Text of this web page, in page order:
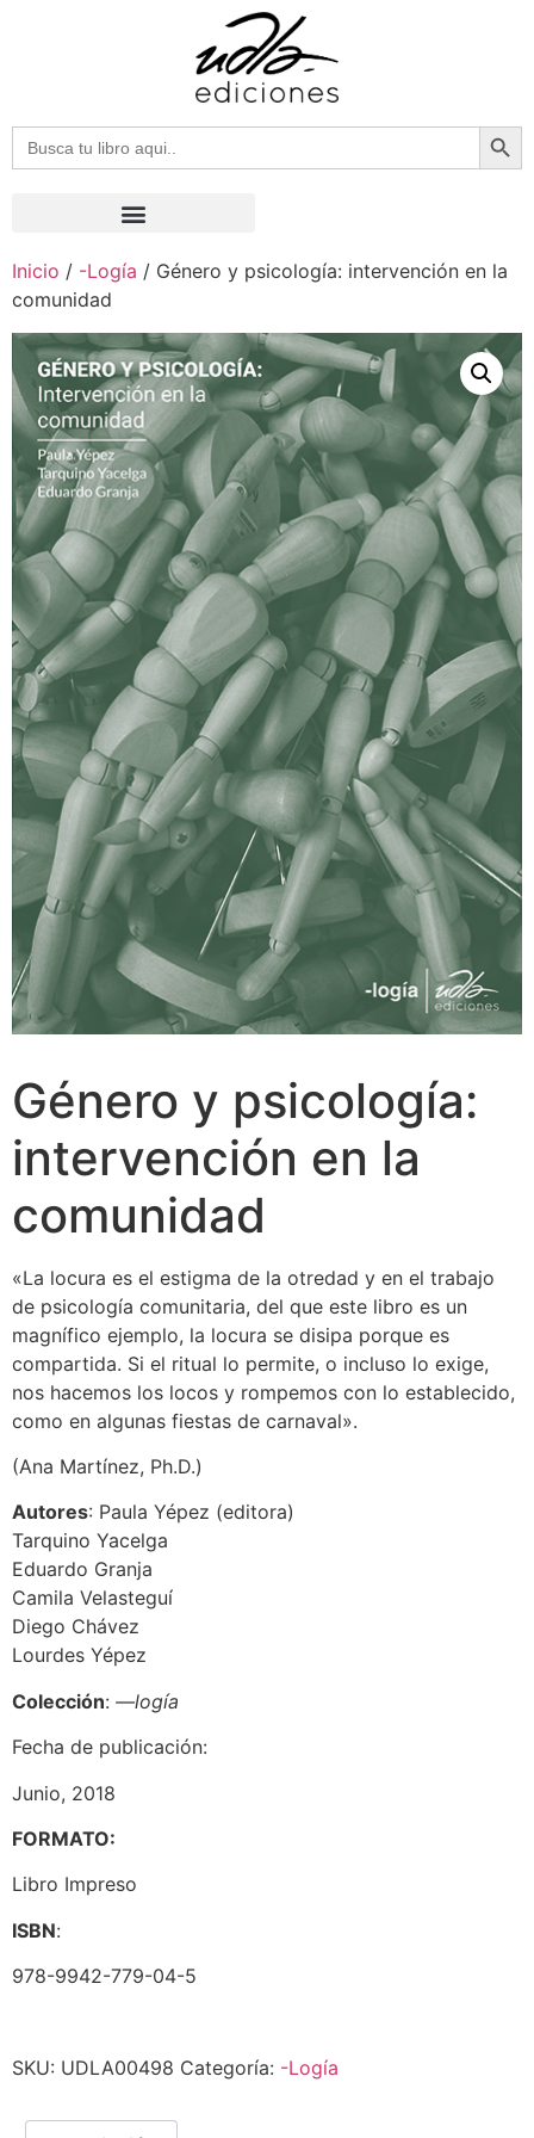
Buscar:
Inicio / -Logía / Género y psicología: intervención en la
comunidad
Género y psicología:
intervención en la
comunidad
«La locura es el estigma de la otredad y en el trabajo
de psicología comunitaria, del que este libro es un
magnífico ejemplo, la locura se disipa porque es
compartida. Si el ritual lo permite, o incluso lo exige,
nos hacemos los locos y rompemos con lo establecido,
como en algunas fiestas de carnaval».
(Ana Martínez, Ph.D.)
Autores: Paula Yépez (editora)
Tarquino Yacelga
Eduardo Granja
Camila Velasteguí
Diego Chávez
Lourdes Yépez
Colección: —logía
Fecha de publicación:
Junio, 2018
FORMATO:
Libro Impreso
ISBN:
978-9942-779-04-5
SKU: UDLA00498 Categoría: -Logía